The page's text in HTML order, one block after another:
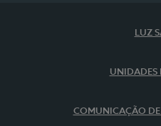
LUZ
UNIDADES
COMUNICAÇÃO DE